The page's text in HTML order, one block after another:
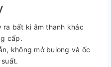
ra bất kì âm thanh khác
cấp.
không mở bulong và ốc